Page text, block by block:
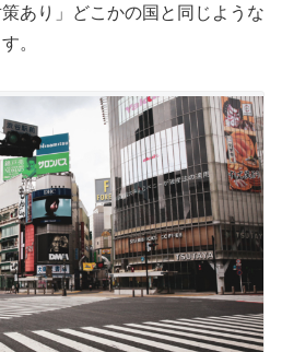
あり」どこかの国と同じような
。